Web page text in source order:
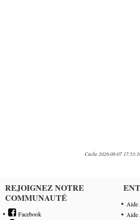
Cache 2026-08-07
REJOIGNEZ NOTRE
COMMUNAUTÉ
Facebook
Aide
Aide